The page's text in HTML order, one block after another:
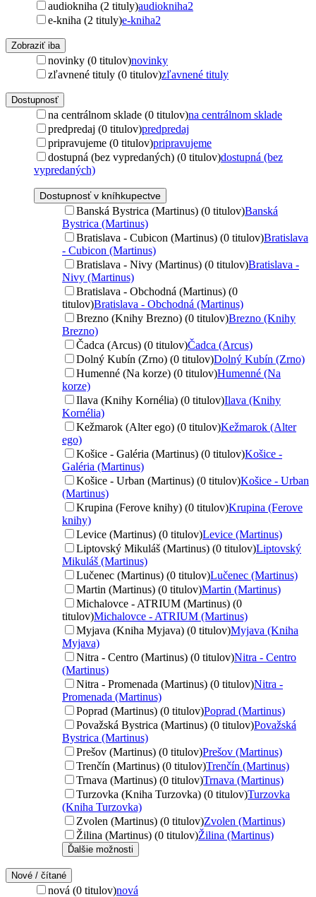
audiokniha (2 tituly)audiokniha2
e-kniha (2 tituly)e-kniha2
Zobraziť iba
novinky (0 titulov)novinky
zľavnené tituly (0 titulov)zľavnené tituly
Dostupnosť
na centrálnom sklade (0 titulov)na centrálnom sklade
predpredaj (0 titulov)predpredaj
pripravujeme (0 titulov)pripravujeme
dostupná (bez vypredaných) (0 titulov)dostupná (bez
vypredaných)
Dostupnosť v kníhkupectve
Banská Bystrica (Martinus) (0 titulov)Banská
Bystrica (Martinus)
Bratislava - Cubicon (Martinus) (0 titulov)Bratislava
- Cubicon (Martinus)
Bratislava - Nivy (Martinus) (0 titulov)Bratislava -
Nivy (Martinus)
Bratislava - Obchodná (Martinus) (0
titulov)Bratislava - Obchodná (Martinus)
Brezno (Knihy Brezno) (0 titulov)Brezno (Knihy
Brezno)
Čadca (Arcus) (0 titulov)Čadca (Arcus)
Dolný Kubín (Zrno) (0 titulov)Dolný Kubín (Zrno)
Humenné (Na korze) (0 titulov)Humenné (Na
korze)
Ilava (Knihy Kornélia) (0 titulov)Ilava (Knihy
Kornélia)
Kežmarok (Alter ego) (0 titulov)Kežmarok (Alter
ego)
Košice - Galéria (Martinus) (0 titulov)Košice -
Galéria (Martinus)
Košice - Urban (Martinus) (0 titulov)Košice - Urban
(Martinus)
Krupina (Ferove knihy) (0 titulov)Krupina (Ferove
knihy)
Levice (Martinus) (0 titulov)Levice (Martinus)
Liptovský Mikuláš (Martinus) (0 titulov)Liptovský
Mikuláš (Martinus)
Lučenec (Martinus) (0 titulov)Lučenec (Martinus)
Martin (Martinus) (0 titulov)Martin (Martinus)
Michalovce - ATRIUM (Martinus) (0
titulov)Michalovce - ATRIUM (Martinus)
Myjava (Kniha Myjava) (0 titulov)Myjava (Kniha
Myjava)
Nitra - Centro (Martinus) (0 titulov)Nitra - Centro
(Martinus)
Nitra - Promenada (Martinus) (0 titulov)Nitra -
Promenada (Martinus)
Poprad (Martinus) (0 titulov)Poprad (Martinus)
Považská Bystrica (Martinus) (0 titulov)Považská
Bystrica (Martinus)
Prešov (Martinus) (0 titulov)Prešov (Martinus)
Trenčín (Martinus) (0 titulov)Trenčín (Martinus)
Trnava (Martinus) (0 titulov)Trnava (Martinus)
Turzovka (Kniha Turzovka) (0 titulov)Turzovka
(Kniha Turzovka)
Zvolen (Martinus) (0 titulov)Zvolen (Martinus)
Žilina (Martinus) (0 titulov)Žilina (Martinus)
Ďalšie možnosti
Nové / čítané
nová (0 titulov)nová